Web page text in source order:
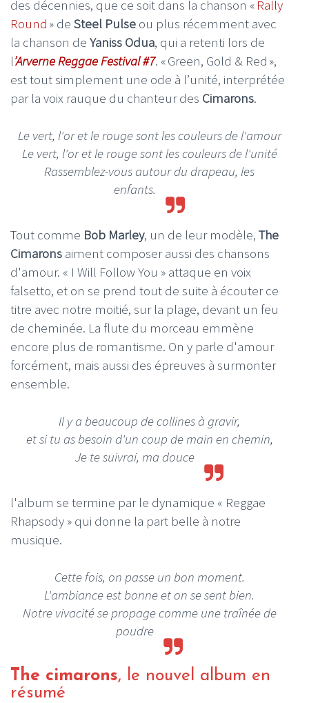
des décennies, que ce soit dans la chanson « Rally
Round » de Steel Pulse ou plus récemment avec
la chanson de Yaniss Odua, qui a retenti lors de
l’Arverne Reggae Festival #7. « Green, Gold & Red »,
est tout simplement une ode à l’unité, interprétée
par la voix rauque du chanteur des Cimarons.
Le vert, l'or et le rouge sont les couleurs de l'amour
Le vert, l'or et le rouge sont les couleurs de l'unité
Rassemblez-vous autour du drapeau, les
enfants.
Tout comme Bob Marley, un de leur modèle, The
Cimarons aiment composer aussi des chansons
d'amour. « I Will Follow You » attaque en voix
falsetto, et on se prend tout de suite à écouter ce
titre avec notre moitié, sur la plage, devant un feu
de cheminée. La flute du morceau emmène
encore plus de romantisme. On y parle d'amour
forcément, mais aussi des épreuves à surmonter
ensemble.
Il y a beaucoup de collines à gravir,
et si tu as besoin d'un coup de main en chemin,
Je te suivrai, ma douce
l'album se termine par le dynamique « Reggae
Rhapsody » qui donne la part belle à notre
musique.
Cette fois, on passe un bon moment.
L'ambiance est bonne et on se sent bien.
Notre vivacité se propage comme une traînée de
poudre
The cimarons, le nouvel album en
résumé